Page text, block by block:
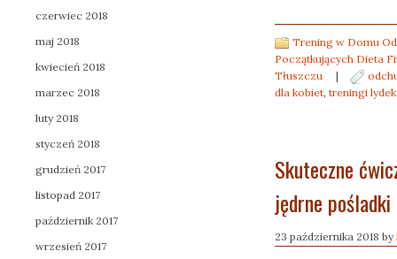
Trening w Domu
Początkujących Dieta
Tłuszczu
|
dla kobiet, treningi
Skuteczne
jędrne
23 października 2018 by
czerwiec 2018
maj 2018
kwiecień 2018
marzec 2018
luty 2018
styczeń 2018
grudzień 2017
listopad 2017
październik 2017
wrzesień 2017